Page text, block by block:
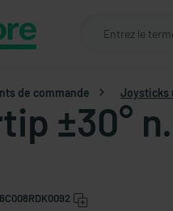
de commande Joysticks
±30°